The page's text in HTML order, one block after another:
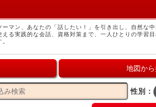
ーマン、あなたの「話したい！」を引き出し、自然な
る実践的な会話、資格対策まで、一人ひとりの学習
地図か
性別：